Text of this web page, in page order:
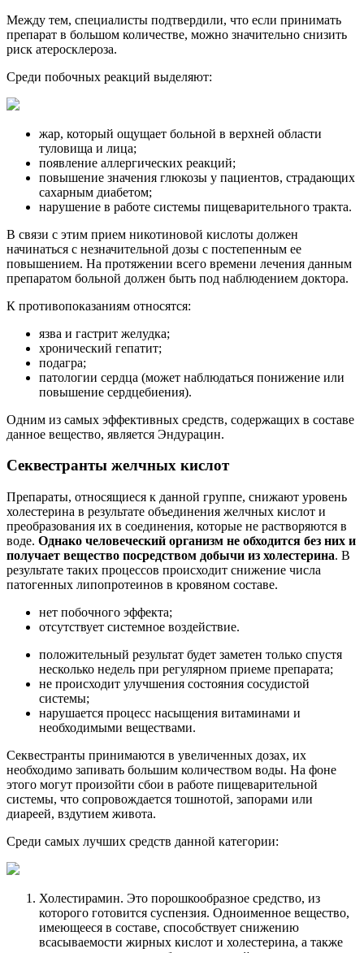
Между тем, специалисты подтвердили, что если принимать
препарат в большом количестве, можно значительно снизить
риск атеросклероза.
Среди побочных реакций выделяют:
жар, который ощущает больной в верхней области
туловища и лица;
появление аллергических реакций;
повышение значения глюкозы у пациентов, страдающих
сахарным диабетом;
нарушение в работе системы пищеварительного тракта.
В связи с этим прием никотиновой кислоты должен
начинаться с незначительной дозы с постепенным ее
повышением. На протяжении всего времени лечения данным
препаратом больной должен быть под наблюдением доктора.
К противопоказаниям относятся:
язва и гастрит желудка;
хронический гепатит;
подагра;
патологии сердца (может наблюдаться понижение или
повышение сердцебиения).
Одним из самых эффективных средств, содержащих в составе
данное вещество, является Эндурацин.
Секвестранты желчных кислот
Препараты, относящиеся к данной группе, снижают уровень
холестерина в результате объединения желчных кислот и
преобразования их в соединения, которые не растворяются в
воде. Однако человеческий организм не обходится без них и
получает вещество посредством добычи из холестерина. В
результате таких процессов происходит снижение числа
патогенных липопротеинов в кровяном составе.
нет побочного эффекта;
отсутствует системное воздействие.
положительный результат будет заметен только спустя
несколько недель при регулярном приеме препарата;
не происходит улучшения состояния сосудистой
системы;
нарушается процесс насыщения витаминами и
необходимыми веществами.
Секвестранты принимаются в увеличенных дозах, их
необходимо запивать большим количеством воды. На фоне
этого могут произойти сбои в работе пищеварительной
системы, что сопровождается тошнотой, запорами или
диареей, вздутием живота.
Среди самых лучших средств данной категории:
Холестирамин. Это порошкообразное средство, из
которого готовится суспензия. Одноименное вещество,
имеющееся в составе, способствует снижению
всасываемости жирных кислот и холестерина, а также